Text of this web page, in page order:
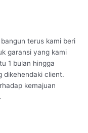
terus kami beri
garansi yang kami
1 bulan hingga
dikehendaki client.
kemajuan